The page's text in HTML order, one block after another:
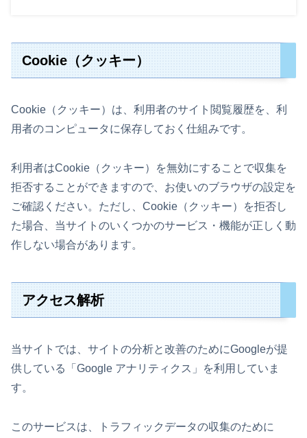
Cookie（クッキー）
Cookie（クッキー）は、利用者のサイト閲覧履歴を、利
用者のコンピュータに保存しておく仕組みです。
利用者はCookie（クッキー）を無効にすることで収集を
拒否することができますので、お使いのブラウザの設定を
ご確認ください。ただし、Cookie（クッキー）を拒否し
た場合、当サイトのいくつかのサービス・機能が正しく動
作しない場合があります。
アクセス解析
当サイトでは、サイトの分析と改善のためにGoogleが提
供している「Google アナリティクス」を利用していま
す。
このサービスは、トラフィックデータの収集のために